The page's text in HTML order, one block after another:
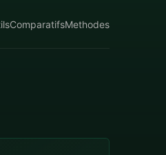
ComparatifsMethodes